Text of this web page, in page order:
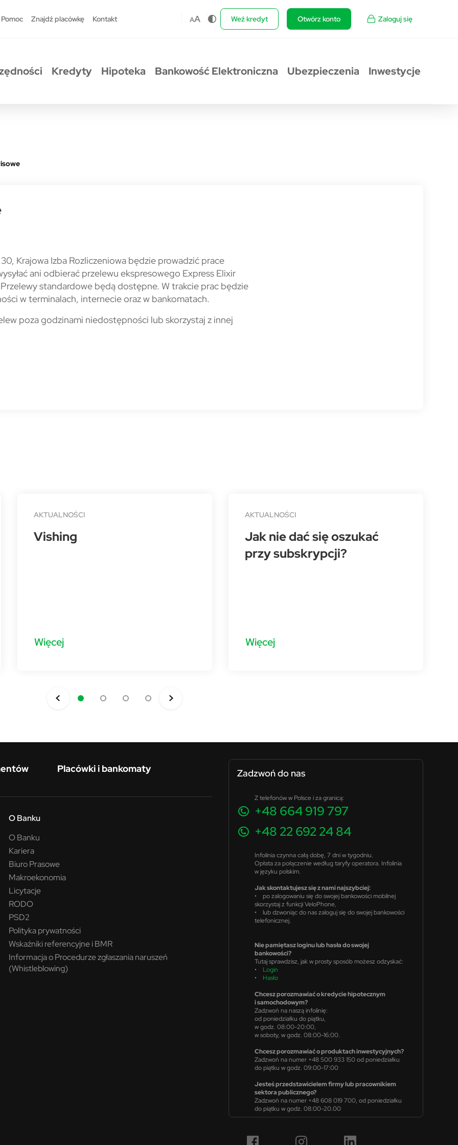
Pomoc Znajdź placówkę Kontakt AA Weź kredyt Otwórz konto Zaloguj się
Kredyty Hipoteka Bankowość Elektroniczna Ubezpieczenia Inwestycje
Krajowa Izba Rozliczeniowa będzie prowadzić prace
ani odbierać przelewu ekspresowego Express Elixir
standardowe będą dostępne. W trakcie prac będzie
w terminalach, internecie oraz w bankomatach.
poza godzinami niedostępności lub skorzystaj z innej
AKTUALNOŚCI
Vishing
Więcej
AKTUALNOŚCI
Jak nie dać się oszukać
przy subskrypcji?
Więcej
Placówki i bankomaty
O Banku
O Banku
Kariera
Biuro Prasowe
Makroekonomia
Licytacje
RODO
PSD2
Polityka prywatności
Wskaźniki referencyjne i BMR
Informacja o Procedurze zgłaszania naruszeń
(Whistleblowing)
Zadzwoń do nas
Z telefonów w Polsce i za granicą:
+48 664 919 797
+48 22 692 24 84
Infolinia czynna całą dobę, 7 dni w tygodniu.
Opłata za połączenie według taryfy operatora. Infolinia
w języku polskim.
Jak skontaktujesz się z nami najszybciej:
• po zalogowaniu się do swojej bankowości mobilnej
skorzystaj z funkcji VeloPhone,
• lub dzwoniąc do nas zaloguj się do swojej bankowości
telefonicznej.
Nie pamiętasz loginu lub hasła do swojej
bankowości?
Tutaj sprawdzisz, jak w prosty sposób możesz odzyskać:
• Login
• Hasło
Chcesz porozmawiać o kredycie hipotecznym
i samochodowym?
Zadzwoń na naszą infolinię:
od poniedziałku do piątku,
w godz. 08:00-20:00,
w soboty, w godz. 08:00-16:00.
Chcesz porozmawiać o produktach inwestycyjnych?
Zadzwoń na numer +48 500 933 150 od poniedziałku
do piątku w godz. 09:00-17:00
Jesteś przedstawicielem firmy lub pracownikiem
sektora publicznego?
Zadzwoń na numer +48 608 019 700, od poniedziałku
do piątku w godz. 08:00-20.00